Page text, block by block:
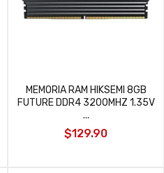
MEMORIA RAM HIKSEMI 8GB
FUTURE DDR4 3200MHZ 1.35V
...
$129.90